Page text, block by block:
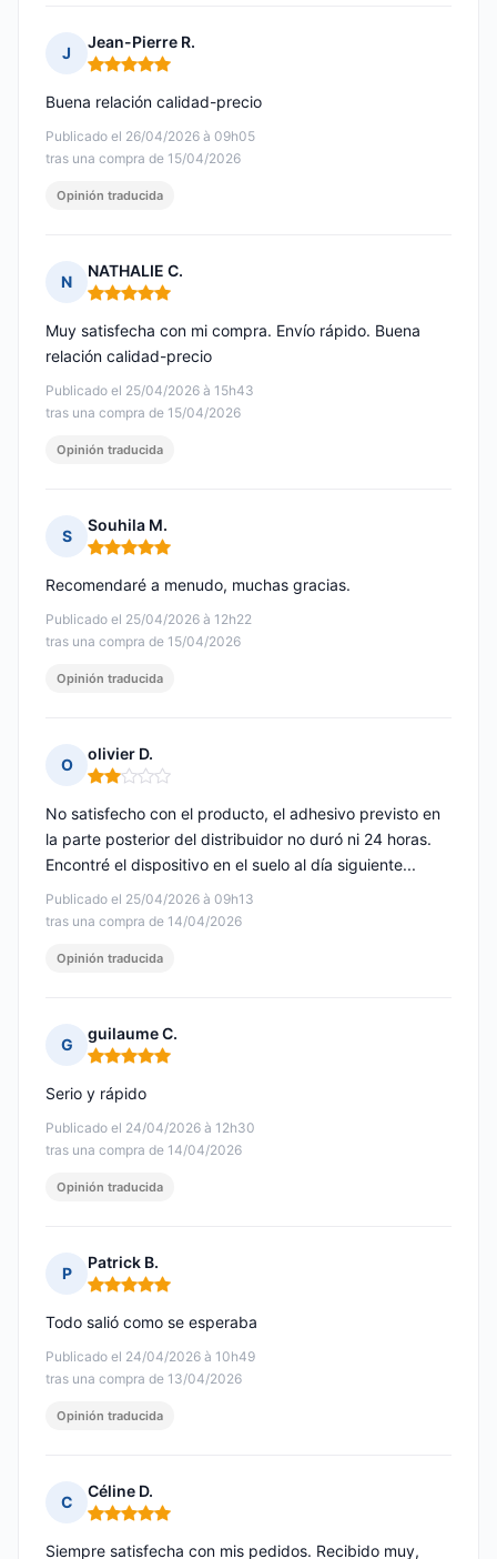
J
Jean-Pierre R.
Nota: 5 de 5
Publicado el 26/04/2026 à 09h05
tras una compra de 15/04/2026
Buena relación calidad-precio
Opinión traducida
N
NATHALIE C.
Nota: 5 de 5
Publicado el 25/04/2026 à 15h43
tras una compra de 15/04/2026
Muy satisfecha con mi compra. Envío rápido. Buena
relación calidad-precio
Opinión traducida
S
Souhila M.
Nota: 5 de 5
Publicado el 25/04/2026 à 12h22
tras una compra de 15/04/2026
Recomendaré a menudo, muchas gracias.
Opinión traducida
O
olivier D.
Nota: 2 de 5
Publicado el 25/04/2026 à 09h13
tras una compra de 14/04/2026
No satisfecho con el producto, el adhesivo previsto en
la parte posterior del distribuidor no duró ni 24 horas.
Encontré el dispositivo en el suelo al día siguiente...
Opinión traducida
G
guilaume C.
Nota: 5 de 5
Publicado el 24/04/2026 à 12h30
tras una compra de 14/04/2026
Serio y rápido
Opinión traducida
P
Patrick B.
Nota: 5 de 5
Publicado el 24/04/2026 à 10h49
tras una compra de 13/04/2026
Todo salió como se esperaba
Opinión traducida
C
Céline D.
Nota: 5 de 5
Siempre satisfecha con mis pedidos. Recibido muy,